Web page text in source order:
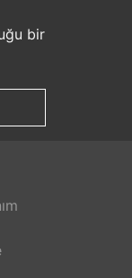
bir
gibi